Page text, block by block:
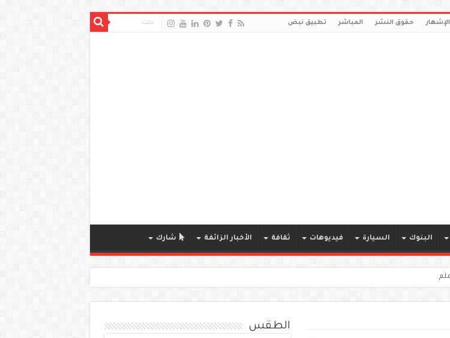
الإشهار حقوق النشر المباشر تطبيق نبض
البنوك السيارة فيديوهات ثقافة الأخبار الزائفة شارك
الطقس